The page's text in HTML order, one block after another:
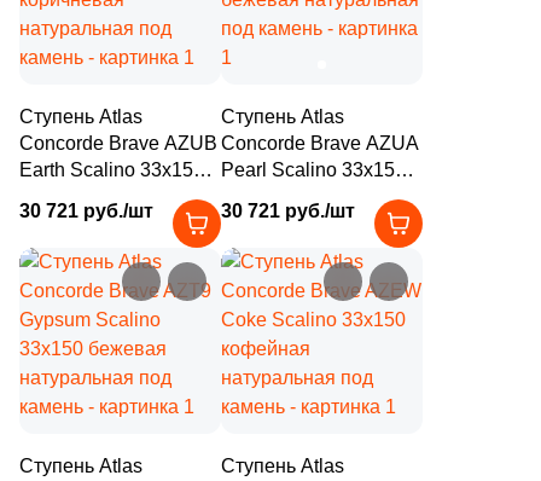
90x90 ( 5)
120x9 (3 )
120x20 ( 12
Поверхность
Натуральная (719
Глазурованная (
Ступень Atlas
Concorde Brave AZUB
Earth Scalino 33x150
натуральная под
камень
30 721 руб./шт
Ступень Atlas
Concorde Brave AZUA
Pearl Scalino 33x150
бежевая натуральная
под камень
30 721 руб./шт
Ступень Atlas
Ступень Atlas